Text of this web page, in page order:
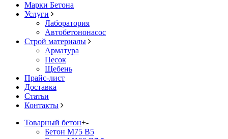
Марки Бетона
Услуги
Лаборатория
Автобетононасос
Строй материалы
Арматура
Песок
Щебень
Прайс-лист
Доставка
Статьи
Контакты
Товарный бетон+-
Бетон М75 В5